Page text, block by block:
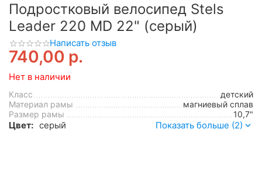
Подростковый велосипед Stels
Leader 220 MD 22" (серый)
Написать отзыв
740,00 р.
Нет в наличии
Класс
детский
Материал рамы
магниевый сплав
Размер рамы
10,7"
Цвет: серый Показать больше (2)